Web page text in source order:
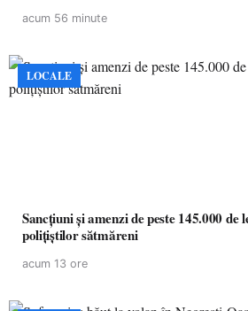
acum 56 minute
LOCALE
Sancțiuni și amenzi de peste 145.000
polițiștilor sătmăreni
acum 13 ore